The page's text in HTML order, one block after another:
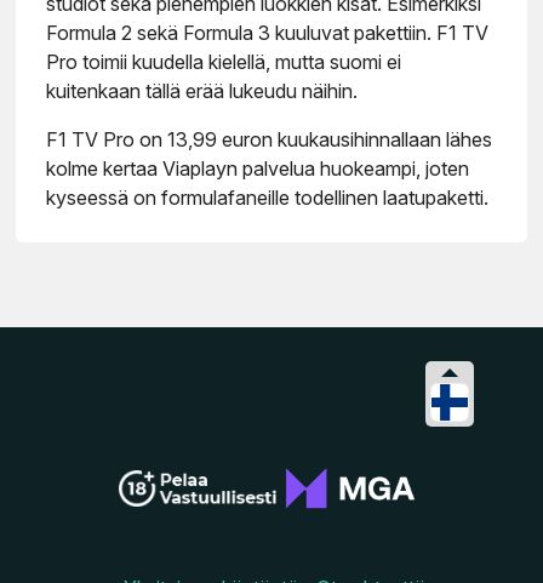
Formula 2 sekä Formula 3 kuuluvat pakettiin. F1 TV
Pro toimii kuudella kielellä, mutta suomi ei
kuitenkaan tällä erää lukeudu näihin.
F1 TV Pro on 13,99 euron kuukausihinnallaan lähes
kolme kertaa Viaplayn palvelua huokeampi, joten
kyseessä on formulafaneille todellinen laatupaketti.